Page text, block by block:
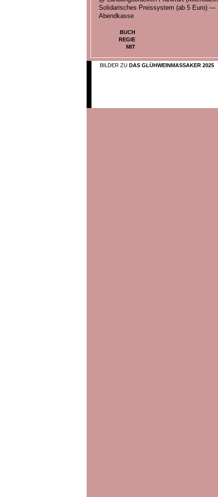
Solidarisches Preissystem (ab 5 Euro) —
Abendkasse
BUCH
REGIE
MIT
BILDER ZU DAS GLÜHWEINMASSAKER 2025